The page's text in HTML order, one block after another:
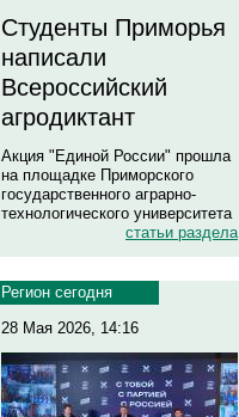
Студенты Приморья
написали
Всероссийский
агродиктант
Акция "Единой России" прошла
на площадке Приморского
государственного аграрно-
технологического университета
статьи раздела
Регион сегодня
28 Мая 2026, 14:16